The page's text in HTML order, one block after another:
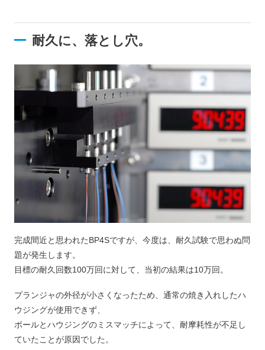
耐久に、落とし穴。
完成間近と思われたBP4Sですが、今度は、耐久試験で思わぬ問
題が発生します。
目標の耐久回数100万回に対して、当初の結果は10万回。
プランジャの外径が小さくなったため、通常の焼き入れしたハ
ウジングが使用できず、
ボールとハウジングのミスマッチによって、耐摩耗性が不足し
ていたことが原因でした。